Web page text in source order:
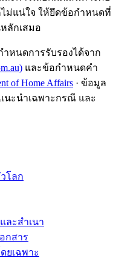
ม่แน่ใจ ให้ยึดข้อกำหนดที่
ลักเสมอ
หนดการรับรองได้จาก
และข้อกำหนดคำ
of Home Affairs · ข้อมูล
นะนำเฉพาะกรณี และ
โลก
ละสำเนา
กสาร
ยเฉพาะ